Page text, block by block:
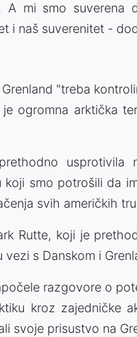
A mi smo
i naš suverenitet -
"treba
ogromna arktička
usprotivila
smo potrošili da
svih američkih
Rutte, koji je
s Danskom i
razgovore o
kroz zajedničke
svoje prisustvo na